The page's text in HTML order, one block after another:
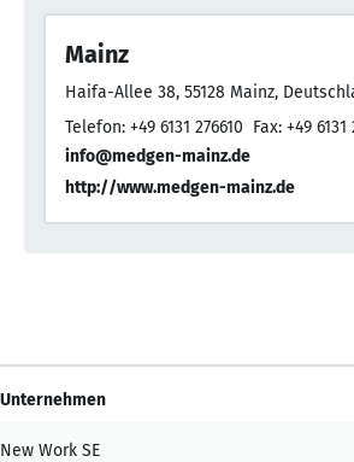
Mainz
Haifa-Allee 38, 55128 Mainz,
Telefon: +49 6131 276610 Fax: +49 6131
info@medgen-mainz.de
http://www.medgen-mainz.de
Unternehmen
New Work SE